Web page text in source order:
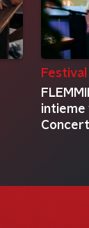
Festival
intieme